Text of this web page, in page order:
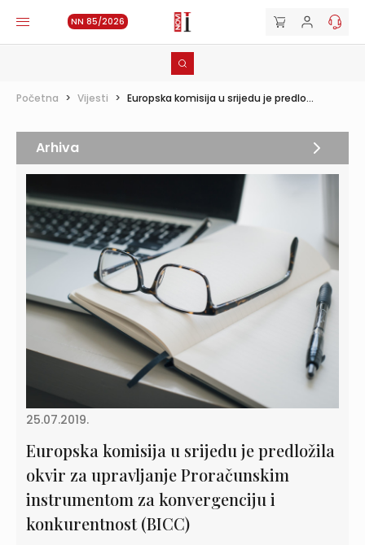
NN 85/2026
Početna > Vijesti > Europska komisija u srijedu je predlo...
25.07.2019.
Europska komisija u srijedu je predložila
okvir za upravljanje Proračunskim
instrumentom za konvergenciju i
konkurentnost (BICC)
Arhiva